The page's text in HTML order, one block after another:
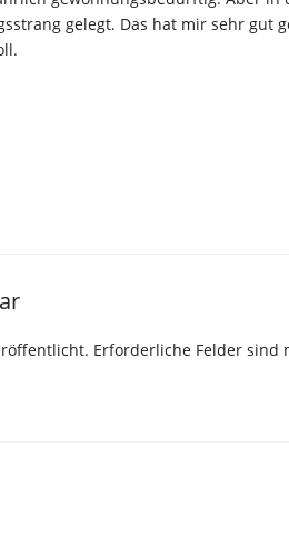
gelegt. Das hat mir sehr gut
Erforderliche Felder sind